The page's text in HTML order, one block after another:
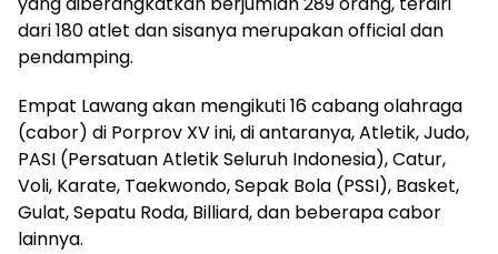
dari 180 atlet dan sisanya merupakan official dan
pendamping.
Empat Lawang akan mengikuti 16 cabang olahraga
(cabor) di Porprov XV ini, di antaranya, Atletik, Judo,
PASI (Persatuan Atletik Seluruh Indonesia), Catur,
Voli, Karate, Taekwondo, Sepak Bola (PSSI), Basket,
Gulat, Sepatu Roda, Billiard, dan beberapa cabor
lainnya.